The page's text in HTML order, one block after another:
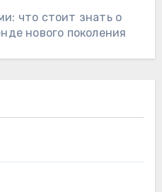
что стоит знать о
нового поколения